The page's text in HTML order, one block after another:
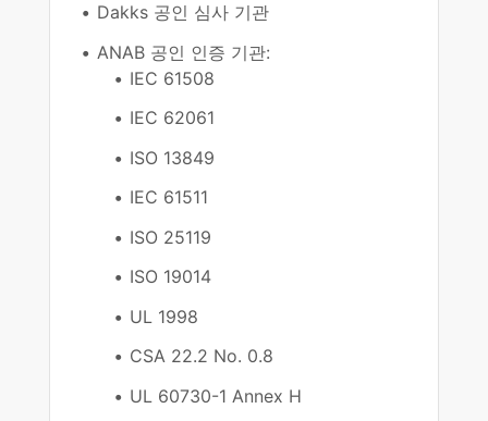
Dakks 공인 심사 기관
ANAB 공인 인증 기관:
IEC 61508
IEC 62061
ISO 13849
IEC 61511
ISO 25119
ISO 19014
UL 1998
CSA 22.2 No. 0.8
UL 60730-1 Annex H